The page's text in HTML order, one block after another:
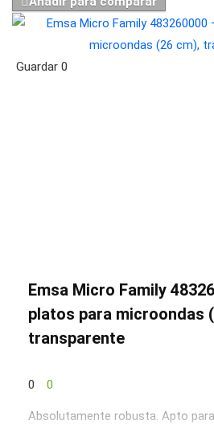
Guardar 0
Emsa Micro Family
platos para microondas
transparente
0 0
Absolutamente robusta. Apto